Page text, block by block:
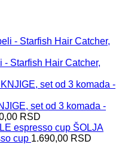
- Starfish Hair Catcher,
set od 3 komada -
RSD
ŠOLJA
cup 1.690,00 RSD